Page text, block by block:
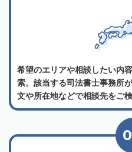
希望のエリアや相談したい内
索。該当する司法書士事務所
文や所在地などで相談先をご検